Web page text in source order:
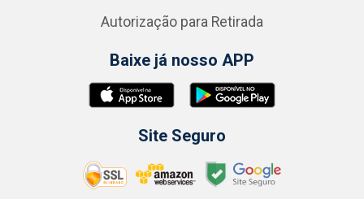
Autorização para Retirada
Baixe já nosso APP
Site Seguro